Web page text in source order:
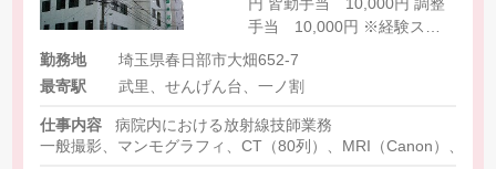
手当 10,000円 ※経験スキ
ル等を考慮
勤務地
埼玉県春日部市大畑652-7
最寄駅
武里、せんげん台、一ノ割
仕事内容
病院内における放射線技師業務
一般撮影、マンモグラフィ、CT（80列）、MRI（Canon）、骨